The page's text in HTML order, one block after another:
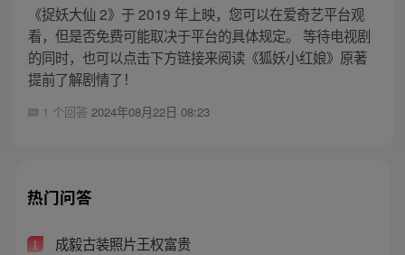
《捉妖大仙 2》于 2019 年上映，您可以在爱奇艺平台观
看，但是否免费可能取决于平台的具体规定。 等待电视剧
的同时，也可以点击下方链接来阅读《狐妖小红娘》原著
提前了解剧情了！
1 个回答 2024年08月22日 08:23
热门问答
1 成毅古装照片王权富贵